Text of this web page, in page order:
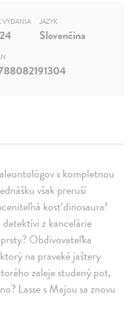
s kompletnou
však preruší
kosť dinosaura!
detektívi z kancelárie
Obdivovateľka
na praveké jaštery
zaleje studený pot,
Lasse s Majou sa znovu
VYDANIA JAZYK
Slovenčina